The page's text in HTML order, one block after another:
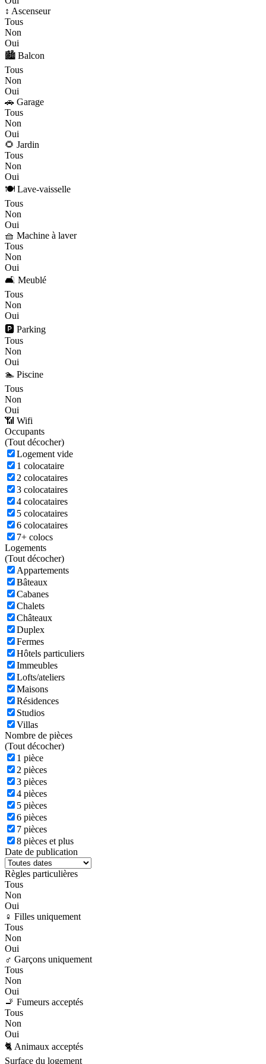
↕️ Ascenseur
Tous
Non
Oui
🏙️ Balcon
Tous
Non
Oui
🚗 Garage
Tous
Non
Oui
🌻 Jardin
Tous
Non
Oui
🍽️ Lave-vaisselle
Tous
Non
Oui
🧺 Machine à laver
Tous
Non
Oui
🛋️ Meublé
Tous
Non
Oui
🅿️ Parking
Tous
Non
Oui
🏊 Piscine
Tous
Non
Oui
📶 Wifi
Occupants
(Tout décocher)
Logement vide
1 colocataire
2 colocataires
3 colocataires
4 colocataires
5 colocataires
6 colocataires
7+ colocs
Logements
(Tout décocher)
Appartements
Bâteaux
Cabanes
Chalets
Châteaux
Duplex
Fermes
Hôtels particuliers
Immeubles
Lofts/ateliers
Maisons
Résidences
Studios
Villas
Nombre de pièces
(Tout décocher)
1 pièce
2 pièces
3 pièces
4 pièces
5 pièces
6 pièces
7 pièces
8 pièces et plus
Date de publication
Règles particulières
Tous
Non
Oui
♀️ Filles uniquement
Tous
Non
Oui
♂️ Garçons uniquement
Tous
Non
Oui
🚬 Fumeurs acceptés
Tous
Non
Oui
🐈 Animaux acceptés
Surface du logement